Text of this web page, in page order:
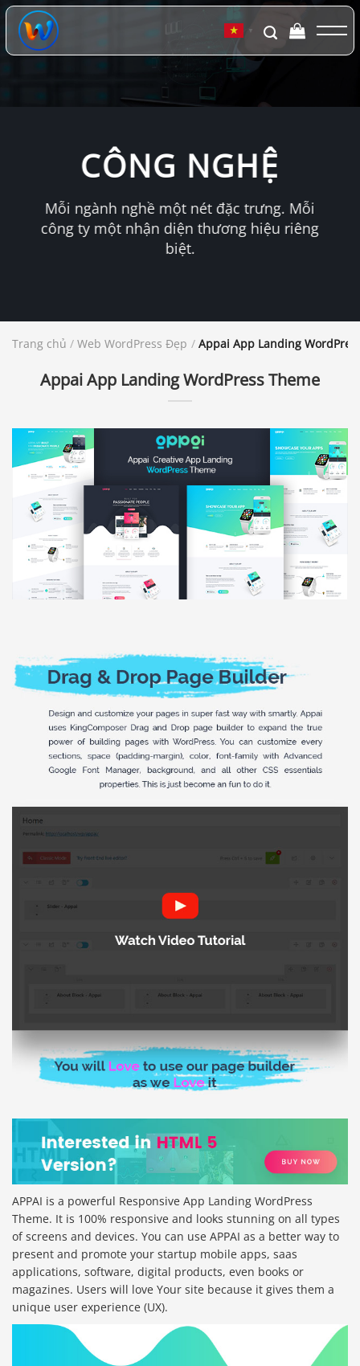
Chuyển
đến
dung
▼
CÔNG NGHỆ
Mỗi ngành nghề một nét đặc trưng. Mỗi
công ty một nhận diện thương hiệu riêng
biệt.
Trang chủ / Web WordPress Đẹp / Appai App Landing
Appai App Landing WordPress Theme
APPAI is a powerful Responsive App Landing WordPress
Theme. It is 100% responsive and looks stunning on all types
of screens and devices. You can use APPAI as a better way to
present and promote your startup mobile apps, saas
applications, software, digital products, even books or
magazines. Users will love Your site because it gives them a
unique user experience (UX).